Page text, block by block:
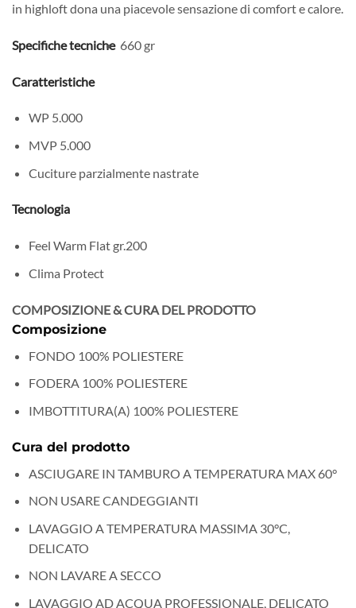
in highloft dona una piacevole sensazione di comfort e calore.
Specifiche tecniche 660 gr
Caratteristiche
WP 5.000
MVP 5.000
Cuciture parzialmente nastrate
Tecnologia
Feel Warm Flat gr.200
Clima Protect
COMPOSIZIONE & CURA DEL PRODOTTO
Composizione
FONDO 100% POLIESTERE
FODERA 100% POLIESTERE
IMBOTTITURA(A) 100% POLIESTERE
Cura del prodotto
ASCIUGARE IN TAMBURO A TEMPERATURA MAX 60°
NON USARE CANDEGGIANTI
LAVAGGIO A TEMPERATURA MASSIMA 30°C,
DELICATO
NON LAVARE A SECCO
LAVAGGIO AD ACQUA PROFESSIONALE, DELICATO